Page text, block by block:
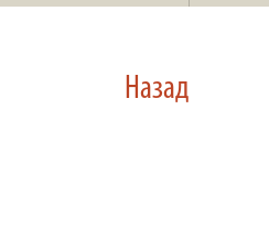
Назад